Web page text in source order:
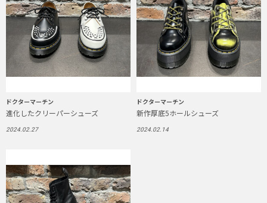
ドクターマーチン
進化したクリーパーシューズ
2024.02.27
ドクターマーチン
新作厚底5ホールシューズ
2024.02.14